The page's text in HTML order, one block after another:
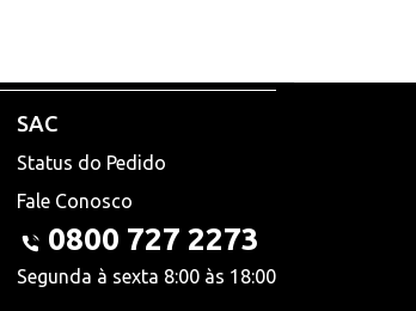
SAC
Status do Pedido
Fale Conosco
0800 727 2273
Segunda à sexta 8:00 às 18:00